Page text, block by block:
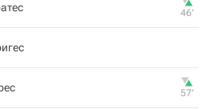
46‎’‎
57‎’‎